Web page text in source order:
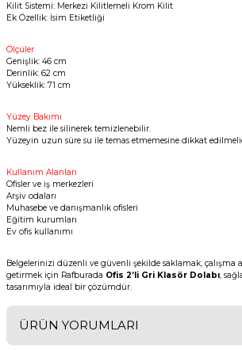
Kilit Sistemi: Merkezi Kilitlemeli Krom Kilit
Ek Özellik: İsim Etiketliği
Ölçüler
Genişlik: 46 cm
Derinlik: 62 cm
Yükseklik: 71 cm
Yüzey Bakımı
Nemli bez ile silinerek temizlenebilir.
Yüzeyin uzun süre su ile temas etmemesine dikkat
Kullanım Alanları
Ofisler ve iş merkezleri
Arşiv odaları
Muhasebe ve danışmanlık ofisleri
Eğitim kurumları
Ev ofis kullanımı
Belgelerinizi düzenli ve güvenli şekilde saklamak, çalışma
getirmek için Rafburada Ofis 2’li Gri Klasör Dolabı,
tasarımıyla ideal bir çözümdür.
ÜRÜN YORUMLARI